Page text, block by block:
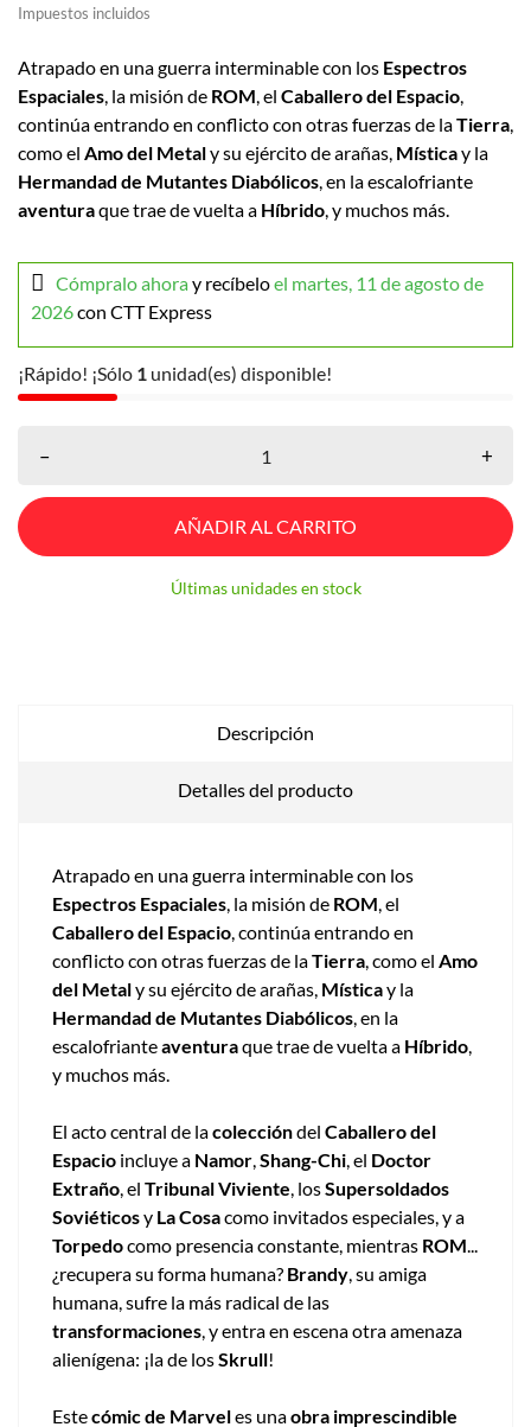
Impuestos incluidos
Atrapado en una guerra interminable con los Espectros
Espaciales, la misión de ROM, el Caballero del Espacio,
continúa entrando en conflicto con otras fuerzas de laTierra,
como el Amo del Metaly su ejército de arañas, Místicay la
Hermandad de Mutantes Diabólicos, en la escalofriante
aventuraque trae de vuelta a Híbrido, y muchos más.
Cómpralo ahoray recíbeloel martes, 11 de agosto de
2026con CTT Express
¡Rápido! ¡Sólo 1 unidad(es) disponible!
– +
AÑADIR AL CARRITO
Últimas unidades en stock
Descripción
Detalles del producto
Atrapado en una guerra interminable con los
Espectros Espaciales, la misión de ROM, el
Caballero del Espacio, continúa entrando en
conflicto con otras fuerzas de laTierra, como el Amo
del Metaly su ejército de arañas, Místicay la
Hermandad de Mutantes Diabólicos, en la
escalofrianteaventuraque trae de vuelta a Híbrido,
y muchos más.
El acto central de lacoleccióndel Caballero del
Espacio incluye a Namor,Shang-Chi, el Doctor
Extraño, el Tribunal Viviente, losSupersoldados
Soviéticosy La Cosacomo invitados especiales, y a
Torpedocomo presencia constante, mientras ROM...
¿recupera su forma humana? Brandy, su amiga
humana, sufre la más radical de las
transformaciones, y entra en escena otra amenaza
alienígena: ¡la de losSkrull!
Estecómic de Marveles unaobra imprescindible